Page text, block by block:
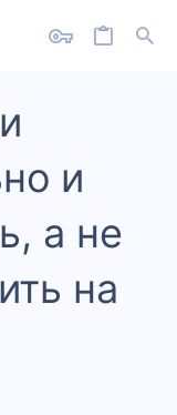
и
а не
на